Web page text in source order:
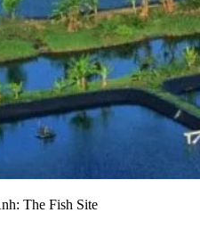
The Fish Site